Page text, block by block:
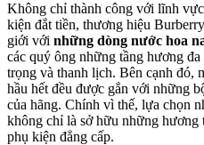
Không chỉ thành công với lĩnh
kiện đắt tiền, thương hiệu
giới với những dòng nước hoa
các quý ông những tầng hương
trọng và thanh lịch. Bên cạnh đó,
hầu hết đều được gắn với những
của hãng. Chính vì thế, lựa chọn
không chỉ là sở hữu những hương
phụ kiện đẳng cấp.